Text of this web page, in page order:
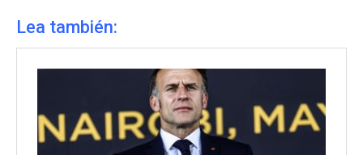
Lea también: